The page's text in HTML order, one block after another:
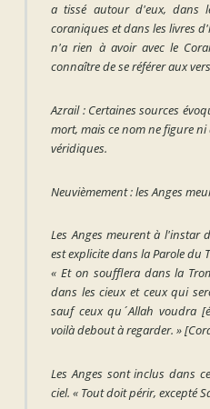
a tissé autour d'eux, dans
coraniques et dans les livres
n'a rien à avoir avec le
connaître de se référer aux
Azrail: Certaines sources
mort, mais ce nom ne figure
véridiques.
Neuvièmement : les Anges
Les Anges meurent à l'instar
est explicite dans la Parole du
« Et on soufflera dans la
dans les cieux et ceux qui
sauf ceux qu´Allah voudra
voilà debout à regarder. »
Les Anges sont inclus dans
ciel.« Tout doit périr, excepté